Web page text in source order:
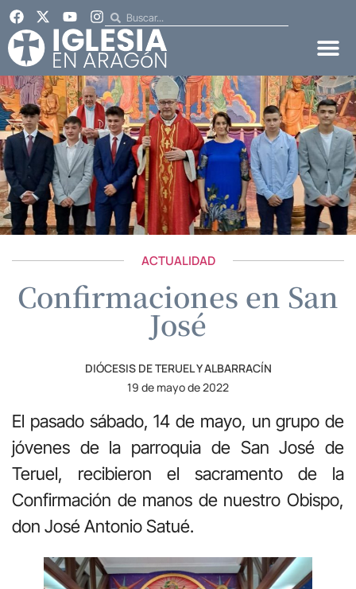
ACTUALIDAD
Confirmaciones en San
José
DIÓCESIS DE TERUEL Y ALBARRACÍN
19 de mayo de 2022
El pasado sábado, 14 de mayo, un grupo de
jóvenes de la parroquia de San José de
Teruel, recibieron el sacramento de la
Confirmación de manos de nuestro Obispo,
don José Antonio Satué.